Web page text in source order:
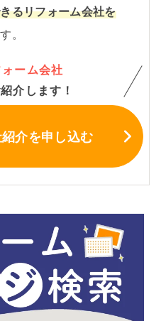
るリフォーム会社を
。
ーム会社
介します！
介を申し込む